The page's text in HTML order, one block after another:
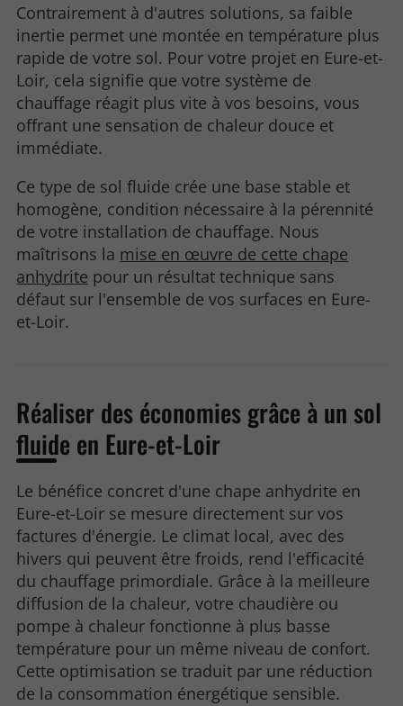
Contrairement à d'autres solutions, sa faible
inertie permet une montée en température plus
rapide de votre sol. Pour votre projet en Eure-et-
Loir, cela signifie que votre système de
chauffage réagit plus vite à vos besoins, vous
offrant une sensation de chaleur douce et
immédiate.
Ce type de sol fluide crée une base stable et
homogène, condition nécessaire à la pérennité
de votre installation de chauffage. Nous
maîtrisons la mise en œuvre de cette chape
anhydrite pour un résultat technique sans
défaut sur l'ensemble de vos surfaces en Eure-
et-Loir.
Réaliser des économies grâce à un sol
fluide en Eure-et-Loir
Le bénéfice concret d'une chape anhydrite en
Eure-et-Loir se mesure directement sur vos
factures d'énergie. Le climat local, avec des
hivers qui peuvent être froids, rend l'efficacité
du chauffage primordiale. Grâce à la meilleure
diffusion de la chaleur, votre chaudière ou
pompe à chaleur fonctionne à plus basse
température pour un même niveau de confort.
Cette optimisation se traduit par une réduction
de la consommation énergétique sensible.